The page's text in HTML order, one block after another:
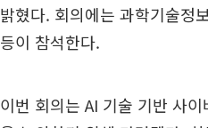
밝혔다. 회의에는 과학기술정
등이 참석한다.
이번 회의는 AI 기술 기반 사